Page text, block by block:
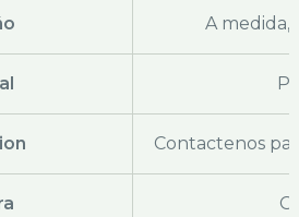
A medida,
Contactenos